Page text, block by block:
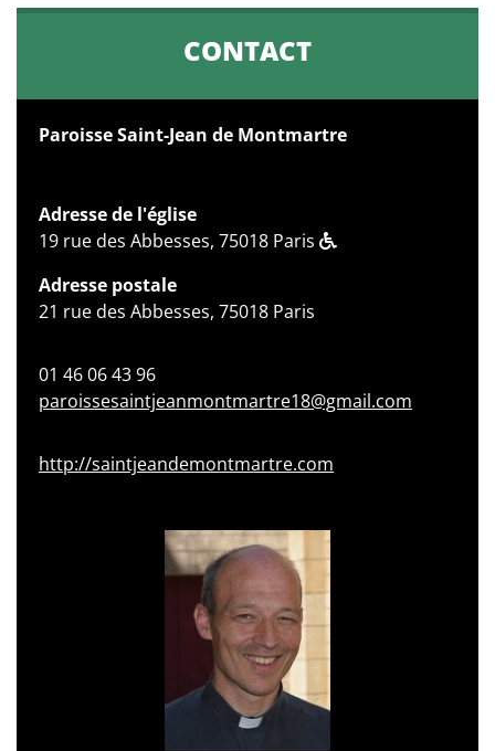
CONTACT
Paroisse Saint-Jean de Montmartre
Adresse de l'église
19 rue des Abbesses, 75018 Paris
Adresse postale
21 rue des Abbesses, 75018 Paris
01 46 06 43 96
paroissesaintjeanmontmartre18@gmail.com
http://saintjeandemontmartre.com